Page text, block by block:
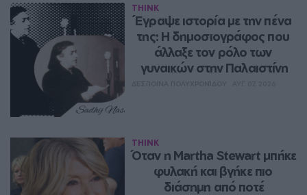
THINK
Έγραψε ιστορία με την πένα
της: Η δημοσιογράφος που
άλλαξε τον ρόλο των
γυναικών στην Παλαιστίνη
THINK
Όταν η Martha Stewart μπήκε
φυλακή και βγήκε πιο
διάσημη από ποτέ